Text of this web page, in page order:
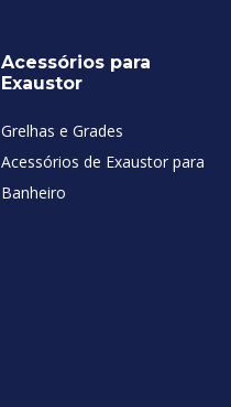
Acessórios para
Exaustor
Grelhas e Grades
Acessórios de Exaustor para
Banheiro